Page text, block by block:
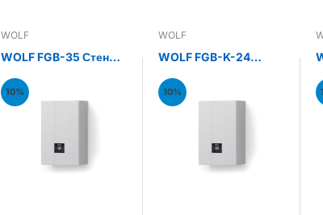
WOLF
WOLF FGB-35 Стенен
котел 35kW
10%
WOLF
WOLF FGB-K-24
кондензен комби
котел 24kW
10%